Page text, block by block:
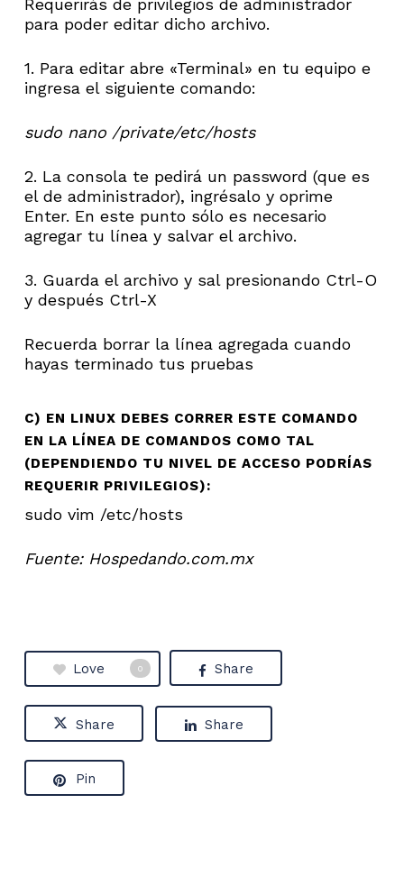
Requerirás de privilegios de administrador
para poder editar dicho archivo.
1. Para editar abre «Terminal» en tu equipo e
ingresa el siguiente comando:
sudo nano /private/etc/hosts
2. La consola te pedirá un password (que es
el de administrador), ingrésalo y oprime
Enter. En este punto sólo es necesario
agregar tu línea y salvar el archivo.
3. Guarda el archivo y sal presionando Ctrl-O
y después Ctrl-X
Recuerda borrar la línea agregada cuando
hayas terminado tus pruebas
C) EN LINUX DEBES CORRER ESTE COMANDO
EN LA LÍNEA DE COMANDOS COMO TAL
(DEPENDIENDO TU NIVEL DE ACCESO PODRÍAS
REQUERIR PRIVILEGIOS):
sudo vim /etc/hosts
Fuente: Hospedando.com.mx
Love 0 Share
Share Share
Pin